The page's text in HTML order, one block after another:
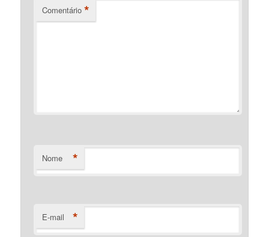
Comentário *
Nome *
E-mail *